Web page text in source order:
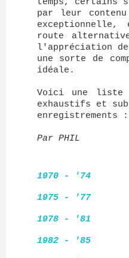
temps, certains
par leur
route
l'appréciation de
une sorte de
idéale.
Voici une liste
exhaustifs et
enregistrements :
Par PHIL
1970 - '74
1975 - '77
1978 - '81
1982 - '85